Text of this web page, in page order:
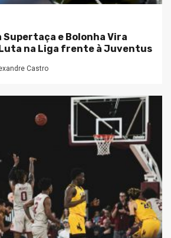
Supertaça e Bolonha Vira
na Liga frente à Juventus
Castro